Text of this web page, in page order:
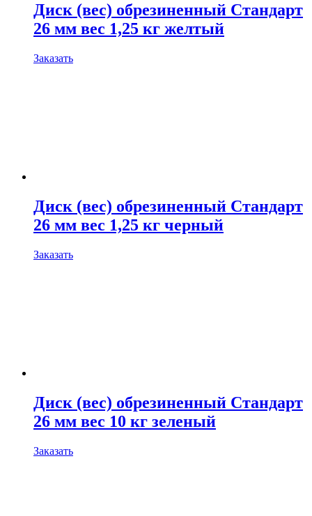
Диск (вес) обрезиненный Стандарт
26 мм вес 1,25 кг желтый
Заказать
Диск (вес) обрезиненный Стандарт
26 мм вес 1,25 кг черный
Заказать
Диск (вес) обрезиненный Стандарт
26 мм вес 10 кг зеленый
Заказать